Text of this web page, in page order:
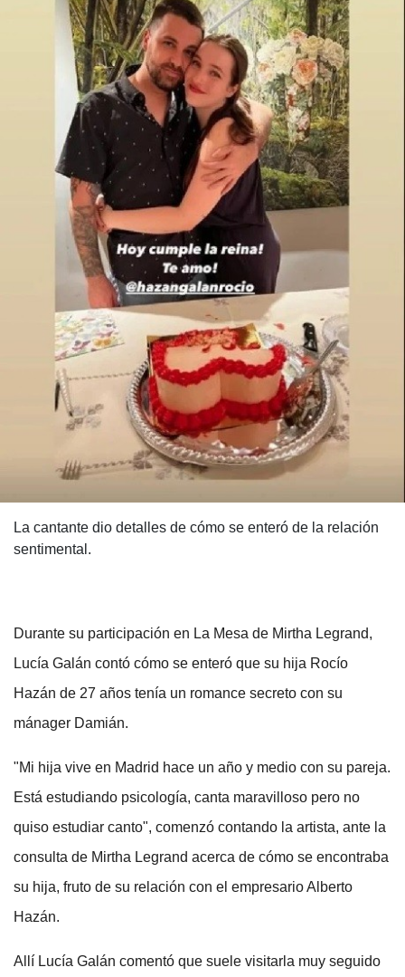
La cantante dio detalles de cómo se enteró de la relación
sentimental.
Durante su participación en La Mesa de Mirtha Legrand,
Lucía Galán contó cómo se enteró que su hija Rocío
Hazán de 27 años tenía un romance secreto con su
mánager Damián.
"Mi hija vive en Madrid hace un año y medio con su pareja.
Está estudiando psicología, canta maravilloso pero no
quiso estudiar canto", comenzó contando la artista, ante la
consulta de Mirtha Legrand acerca de cómo se encontraba
su hija, fruto de su relación con el empresario Alberto
Hazán.
Allí Lucía Galán comentó que suele visitarla muy seguido